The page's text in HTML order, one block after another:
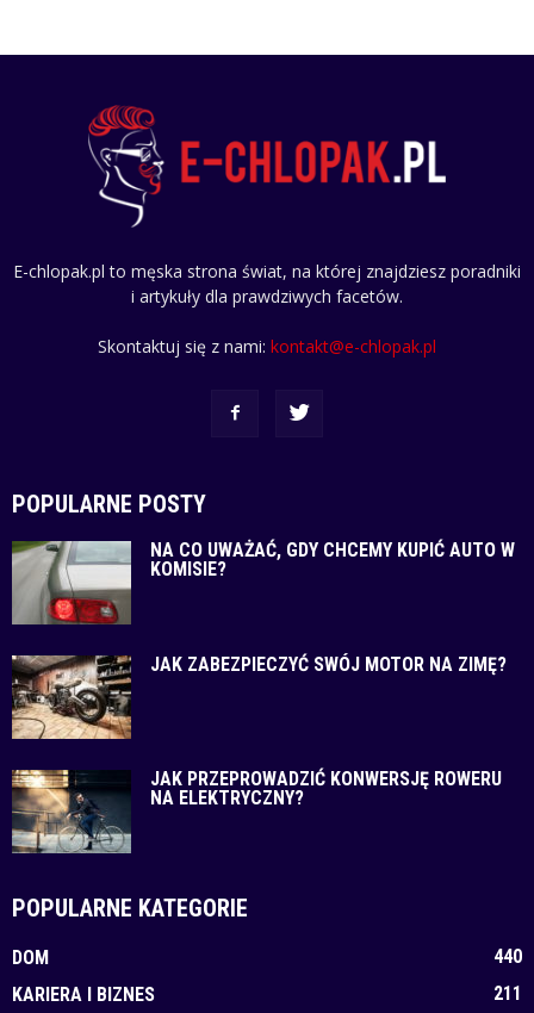
E-chlopak.pl to męska strona świat, na której znajdziesz poradniki
i artykuły dla prawdziwych facetów.
Skontaktuj się z nami: kontakt@e-chlopak.pl
POPULARNE POSTY
NA CO UWAŻAĆ, GDY CHCEMY KUPIĆ AUTO W
KOMISIE?
JAK ZABEZPIECZYĆ SWÓJ MOTOR NA ZIMĘ?
JAK PRZEPROWADZIĆ KONWERSJĘ ROWERU
NA ELEKTRYCZNY?
POPULARNE KATEGORIE
DOM
440
KARIERA I BIZNES
211